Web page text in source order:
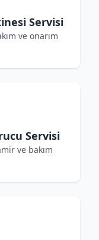
Servisi
ve onarım
Servisi
ve bakım